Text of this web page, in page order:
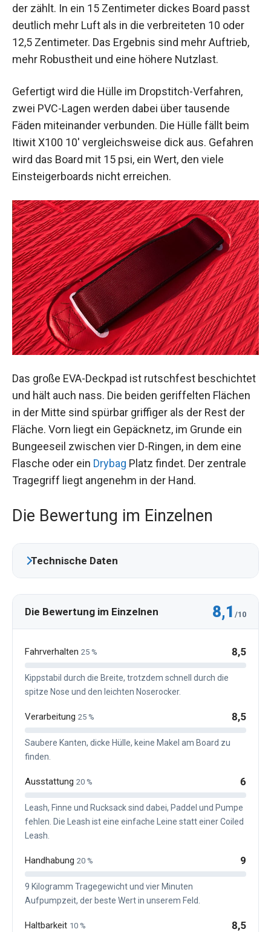
der zählt. In ein 15 Zentimeter dickes Board passt
deutlich mehr Luft als in die verbreiteten 10 oder
12,5 Zentimeter. Das Ergebnis sind mehr Auftrieb,
mehr Robustheit und eine höhere Nutzlast.
Gefertigt wird die Hülle im Dropstitch-Verfahren,
zwei PVC-Lagen werden dabei über tausende
Fäden miteinander verbunden. Die Hülle fällt beim
Itiwit X100 10' vergleichsweise dick aus. Gefahren
wird das Board mit 15 psi, ein Wert, den viele
Einsteigerboards nicht erreichen.
Das große EVA-Deckpad ist rutschfest beschichtet
und hält auch nass. Die beiden geriffelten Flächen
in der Mitte sind spürbar griffiger als der Rest der
Fläche. Vorn liegt ein Gepäcknetz, im Grunde ein
Bungeeseil zwischen vier D-Ringen, in dem eine
Flasche oder ein Drybag Platz findet. Der zentrale
Tragegriff liegt angenehm in der Hand.
Die Bewertung im Einzelnen
Technische Daten
Die Bewertung im Einzelnen 8,1 /10
Fahrverhalten 25 % 8,5
Kippstabil durch die Breite, trotzdem schnell durch die
spitze Nose und den leichten Noserocker.
Verarbeitung 25 % 8,5
Saubere Kanten, dicke Hülle, keine Makel am Board zu
finden.
Ausstattung 20 % 6
Leash, Finne und Rucksack sind dabei, Paddel und Pumpe
fehlen. Die Leash ist eine einfache Leine statt einer Coiled
Leash.
Handhabung 20 % 9
9 Kilogramm Tragegewicht und vier Minuten
Aufpumpzeit, der beste Wert in unserem Feld.
Haltbarkeit 10 % 8,5